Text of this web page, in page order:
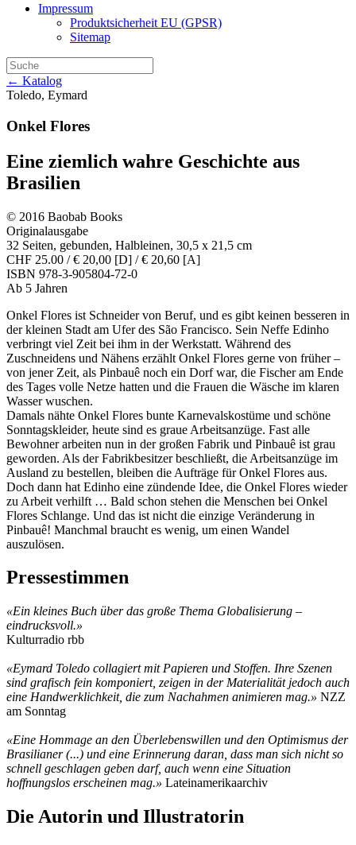
Impressum
Produktsicherheit EU (GPSR)
Sitemap
← Katalog
Toledo, Eymard
Onkel Flores
Eine ziemlich wahre Geschichte aus
Brasilien
© 2016 Baobab Books
Originalausgabe
32 Seiten, gebunden, Halbleinen, 30,5 x 21,5 cm
CHF 25.00 / € 20,00 [D] / € 20,60 [A]
ISBN 978-3-905804-72-0
Ab 5 Jahren
Onkel Flores ist Schneider von Beruf, und es gibt keinen besseren in
der kleinen Stadt am Ufer des São Francisco. Sein Neffe Edinho
verbringt viel Zeit bei ihm in der Werkstatt. Während des
Zuschneidens und Nähens erzählt Onkel Flores gerne von früher –
von jener Zeit, als Pinbauê noch ein Dorf war, die Fischer am Ende
des Tages volle Netze hatten und die Frauen die Wäsche im klaren
Wasser wuschen.
Damals nähte Onkel Flores bunte Karnevalskostüme und schöne
Sonntagskleider, heute sind es graue Arbeitsanzüge. Fast alle
Bewohner arbeiten nun in der großen Fabrik und Pinbauê ist grau
geworden. Als der Fabrikbesitzer beschließt, die Arbeitsanzüge im
Ausland zu bestellen, bleiben die Aufträge für Onkel Flores aus.
Doch dann hat Edinho eine zündende Idee, die Onkel Flores wieder
zu Arbeit verhilft … Bald schon stehen die Menschen bei Onkel
Flores Schlange. Und das ist nicht die einzige Veränderung in
Pinbauê! Manchmal braucht es wenig, um einen Wandel
auszulösen.
Pressestimmen
«Ein kleines Buch über das große Thema Globalisierung –
eindrucksvoll.»
Kulturradio rbb
«Eymard Toledo collagiert mit Papieren und Stoffen. Ihre Szenen
sind grafisch fein komponiert, zeigen in der Materialität jedoch auch
eine Handwerklichkeit, die zum Nachahmen animieren mag.» NZZ
am Sonntag
«Eine Hommage an den Überlebenswillen und den Optimismus der
Brasilianer (...) und eine Erinnerung daran, dass man sich nicht so
schnell geschlagen geben darf, auch wenn eine Situation
hoffnungslos erscheinen mag.» Lateinamerikaarchiv
Die Autorin und Illustratorin